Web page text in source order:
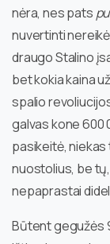
nėra, nes pats
nuvertinti
draugo Stalino
bet kokia kaina
spalio
galvas kone 600
pasikeitė,
nuostolius, be
nepaprastai
Būtent gegužės